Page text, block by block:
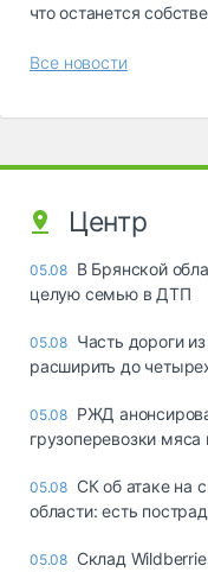
что останется
Все новости
Центр
05.08 В Брянской
целую семью в ДТП
05.08 Часть дороги
расширить до
05.08 РЖД
грузоперевозки мяса
05.08 СК об атаке на
области: есть
05.08 Склад